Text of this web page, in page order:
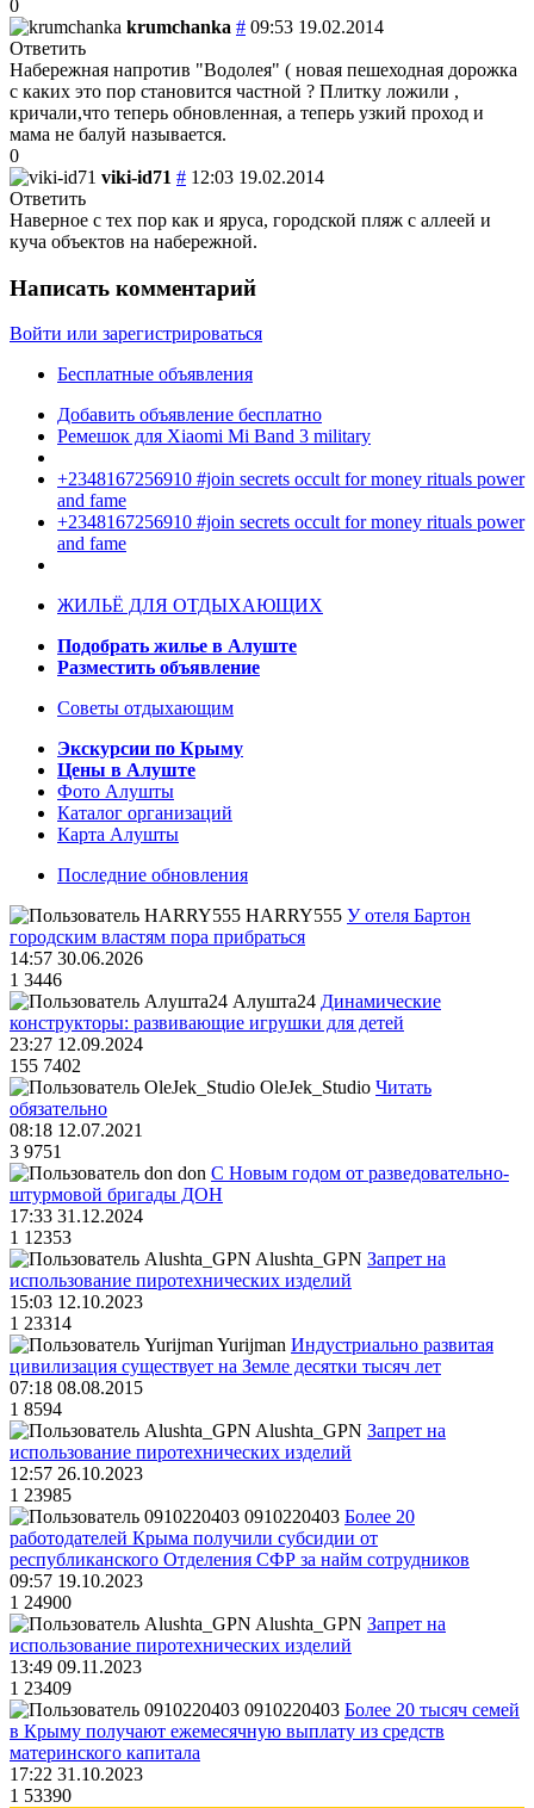
0
krumchanka # 09:53 19.02.2014
Ответить
Набережная напротив "Водолея" ( новая пешеходная дорожка
с каких это пор становится частной ? Плитку ложили ,
кричали,что теперь обновленная, а теперь узкий проход и
мама не балуй называется.
0
viki-id71 # 12:03 19.02.2014
Ответить
Наверное с тех пор как и яруса, городской пляж с аллеей и
куча объектов на набережной.
Написать комментарий
Войти или зарегистрироваться
Бесплатные объявления
Добавить объявление бесплатно
Ремешок для Xiaomi Mi Band 3 military
+2348167256910 #join secrets occult for money rituals power
and fame
+2348167256910 #join secrets occult for money rituals power
and fame
ЖИЛЬЁ ДЛЯ ОТДЫХАЮЩИХ
Подобрать жилье в Алуште
Разместить объявление
Советы отдыхающим
Экскурсии по Крыму
Цены в Алуште
Фото Алушты
Каталог организаций
Карта Алушты
Последние обновления
HARRY555 У отеля Бартон
городским властям пора прибраться
14:57 30.06.2026
1 3446
Алушта24 Динамические
конструкторы: развивающие игрушки для детей
23:27 12.09.2024
155 7402
OleJek_Studio Читать
обязательно
08:18 12.07.2021
3 9751
don С Новым годом от разведовательно-
штурмовой бригады ДОН
17:33 31.12.2024
1 12353
Alushta_GPN Запрет на
использование пиротехнических изделий
15:03 12.10.2023
1 23314
Yurijman Индустриально развитая
цивилизация существует на Земле десятки тысяч лет
07:18 08.08.2015
1 8594
Alushta_GPN Запрет на
использование пиротехнических изделий
12:57 26.10.2023
1 23985
0910220403 Более 20
работодателей Крыма получили субсидии от
республиканского Отделения СФР за найм сотрудников
09:57 19.10.2023
1 24900
Alushta_GPN Запрет на
использование пиротехнических изделий
13:49 09.11.2023
1 23409
0910220403 Более 20 тысяч семей
в Крыму получают ежемесячную выплату из средств
материнского капитала
17:22 31.10.2023
1 53390